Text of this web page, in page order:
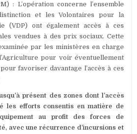
(PREMIÈRE
PARTIE)
: L’opération concerne l’ensemble
et les Volontaires pour la
(VDP) ont également accès à ces
vendues à des prix sociaux. Cette
par les ministères en charge
pour voir éventuellement
favoriser davantage l’accès à ces
présent des zones dont l’accès
les efforts consentis en matière de
au profit des forces de
avec une récurrence d’incursions et